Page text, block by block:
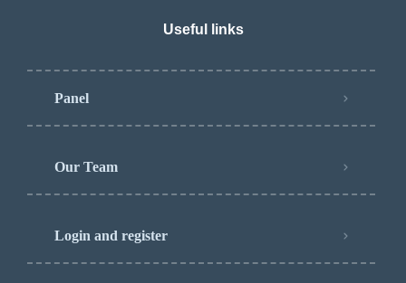
Useful links
Panel
Our Team
Login and register